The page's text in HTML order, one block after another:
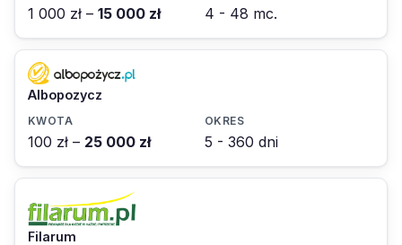
1 000 zł – 15 000 zł 4 - 48 mc.
Albopozycz
100 zł – 25 000 zł 5 - 360 dni
Filarum